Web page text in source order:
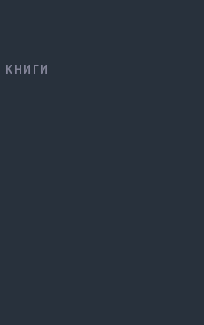
КНИГИ